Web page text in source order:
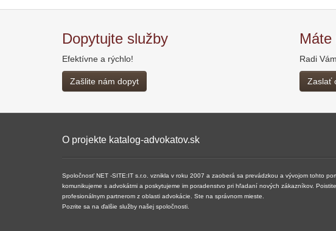
Dopytujte služby
Efektívne a rýchlo!
Zašlite nám dopyt
Radi
Zaslať
O projekte katalog-advokatov.sk
Spoločnosť NET -SITE:IT s.r.o. vznikla v roku 2007 a ​​zaoberá sa prevádzkou a vývojom tohto
komunikujeme s advokátmi a poskytujeme im poradenstvo pri hľadaní nových zákazníkov.
profesionálnym partnerom z oblasti advokácie. Ste na správnom mieste.
Pozrite sa na ďalšie služby našej spoločnosti.